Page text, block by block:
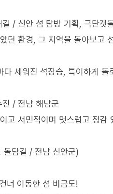
/ 신안 섬 탐방 기획, 극단갯
던 환경, 그 지역을 돌아보고
다 세워진 석장승, 특이하게
/ 전남 해남군
고 서민적이며 멋스럽고 정감
돌담길 / 전남 신안군)
너 이동한 섬 비금도!